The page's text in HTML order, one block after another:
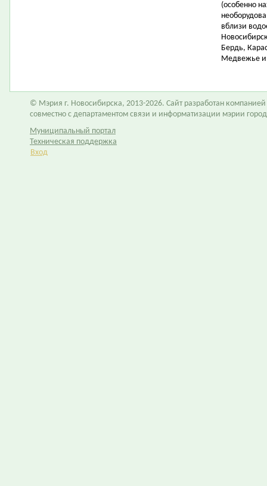
(особенно
вблизи
Бердь,
Медвежье и
© Мэрия г. Новосибирска, 2013-2026. Сайт разработан компанией
совместно с департаментом связи и информатизации мэрии
Муниципальный портал
Техническая поддержка
Вход